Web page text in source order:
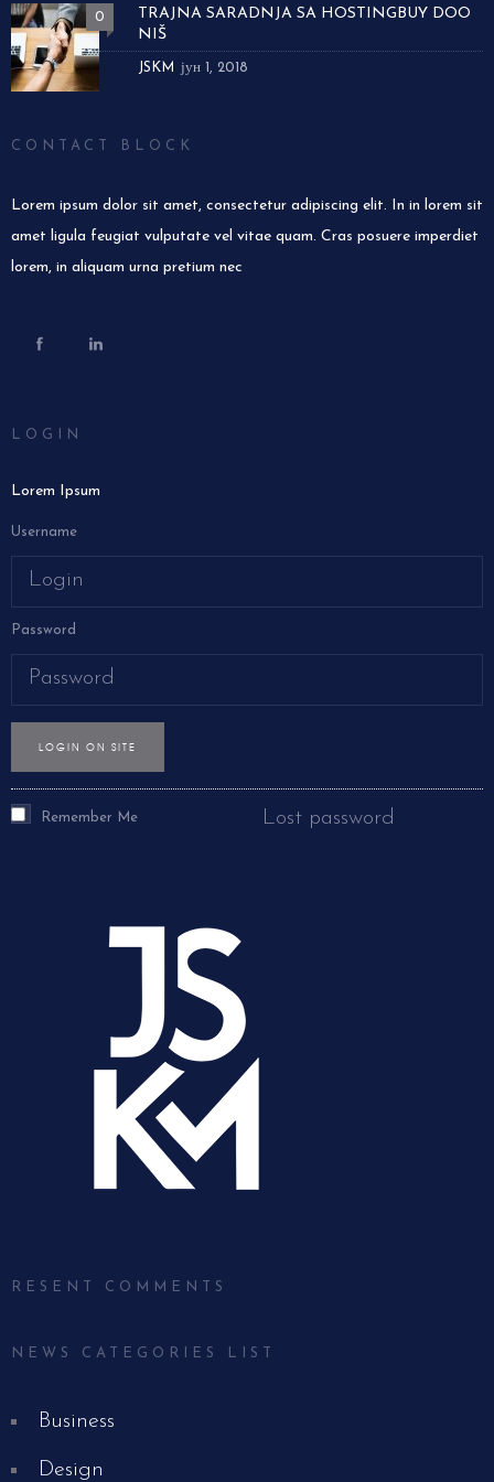
0
TRAJNA SARADNJA SA HOSTINGBUY DOO
NIŠ
JSKM јун 1, 2018
CONTACT BLOCK
Lorem ipsum dolor sit amet, consectetur adipiscing elit. In in lorem sit
amet ligula feugiat vulputate vel vitae quam. Cras posuere imperdiet
lorem, in aliquam urna pretium nec
LOGIN
Lorem Ipsum
Username
Password
LOGIN ON SITE
Remember Me Lost password
RESENT COMMENTS
NEWS CATEGORIES LIST
Business
Design